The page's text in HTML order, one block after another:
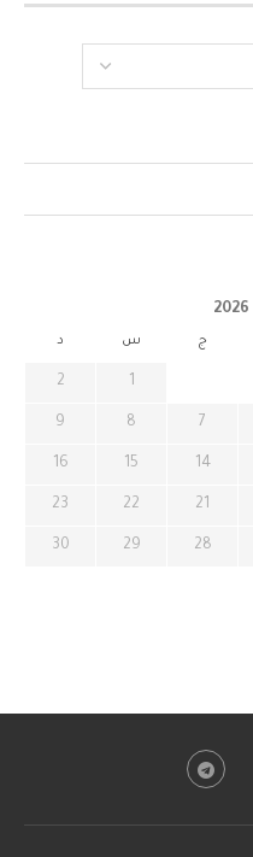
ج س د
1
2
7
8
9
14
15
16
21
22
23
28
29
30